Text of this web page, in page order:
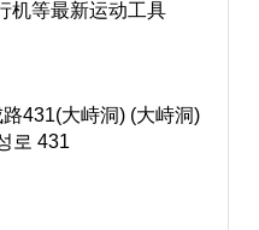
机等最新运动工具
431(大峙洞) (大峙洞)
로 431